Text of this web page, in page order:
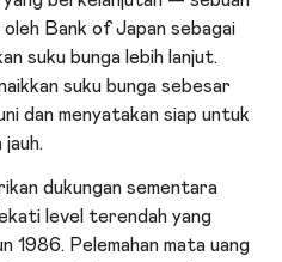
Bank of Japan sebagai
suku bunga lebih lanjut.
suku bunga sebesar
dan menyatakan siap untuk
jauh.
dukungan sementara
level terendah yang
Pelemahan mata uang